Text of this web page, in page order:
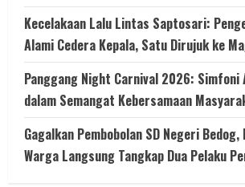
Kecelakaan Lalu Lintas Saptosari:
Alami Cedera Kepala, Satu Dirujuk ke
Panggang Night Carnival 2026: Simfoni
dalam Semangat Kebersamaan
Gagalkan Pembobolan SD Negeri Bedog,
Warga Langsung Tangkap Dua Pelaku